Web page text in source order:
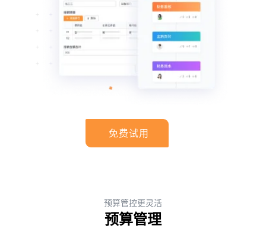
免费试用
预算管控更灵活
预算管理